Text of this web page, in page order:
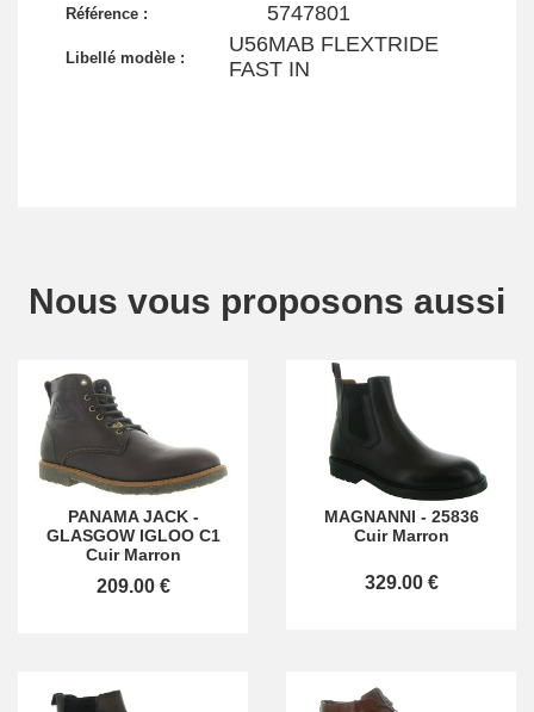
Référence : 5747801
Libellé modèle :
U56MAB FLEXTRIDE
FAST IN
Nous vous proposons aussi
PANAMA JACK-
GLASGOW IGLOO C1
Cuir Marron
209.00 €
MAGNANNI - 25836
Cuir Marron
329.00 €